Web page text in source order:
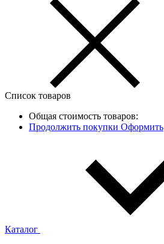
Список товаров
Общая стоимость товаров:
Продолжить покупки Оформить
Каталог